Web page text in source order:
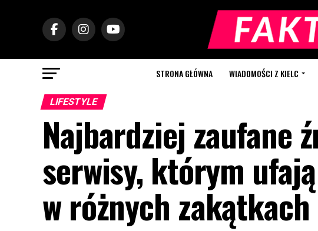
STRONA GŁÓWNA WIADOMOŚCI Z KIELC
LIFESTYLE
Najbardziej zaufane
serwisy, którym
w różnych